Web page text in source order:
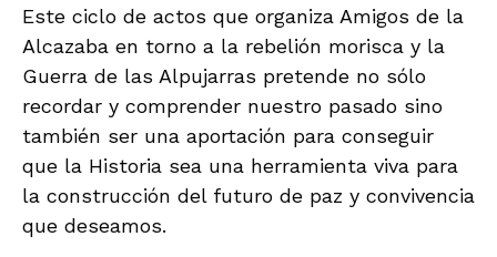
Este ciclo de actos que organiza Amigos de la
Alcazaba en torno a la rebelión morisca y la
Guerra de las Alpujarras pretende no sólo
recordar y comprender nuestro pasado sino
también ser una aportación para conseguir
que la Historia sea una herramienta viva para
la construcción del futuro de paz y convivencia
que deseamos.